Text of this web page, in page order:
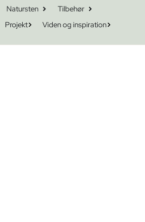
Natursten
Tilbehør
Projekt Viden og inspiration